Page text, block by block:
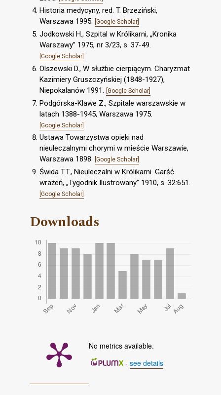
Historia medycyny, red. T. Brzeziński,
Warszawa 1995. [Google Scholar]
Jodkowski H., Szpital w Królikarni, „Kronika
Warszawy” 1975, nr 3/23, s. 37-49.
[Google Scholar]
Olszewski D., W służbie cierpiącym. Charyzmat
Kazimiery Gruszczyńskiej (1848-1927),
Niepokalanów 1991. [Google Scholar]
Podgórska-Klawe Z., Szpitale warszawskie w
latach 1388-1945, Warszawa 1975.
[Google Scholar]
Ustawa Towarzystwa opieki nad
nieuleczalnymi chorymi w mieście Warszawie,
Warszawa 1898. [Google Scholar]
Świda T.T., Nieuleczalni w Królikarni. Garść
wrażeń, „Tygodnik Ilustrowany” 1910, s. 32:651.
[Google Scholar]
Downloads
No metrics available.
- see details